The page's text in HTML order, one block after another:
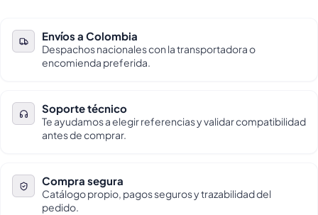
Envíos a Colombia
Despachos nacionales con la transportadora o
encomienda preferida.
Soporte técnico
Te ayudamos a elegir referencias y validar compatibilidad
antes de comprar.
Compra segura
Catálogo propio, pagos seguros y trazabilidad del
pedido.